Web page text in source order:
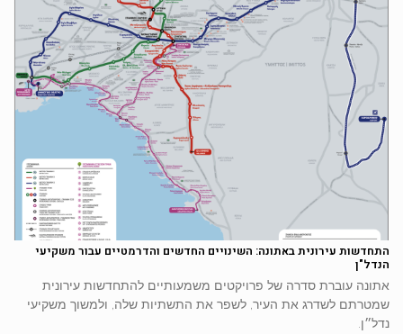
התחדשות עירונית באתונה: השינויים החדשים והדרמטיים עבור משקיעי
הנדל"ן
אתונה עוברת סדרה של פרויקטים משמעותיים להתחדשות עירונית
שמטרתם לשדרג את העיר, לשפר את התשתיות שלה, ולמשוך משקיעי
נדל״ן.